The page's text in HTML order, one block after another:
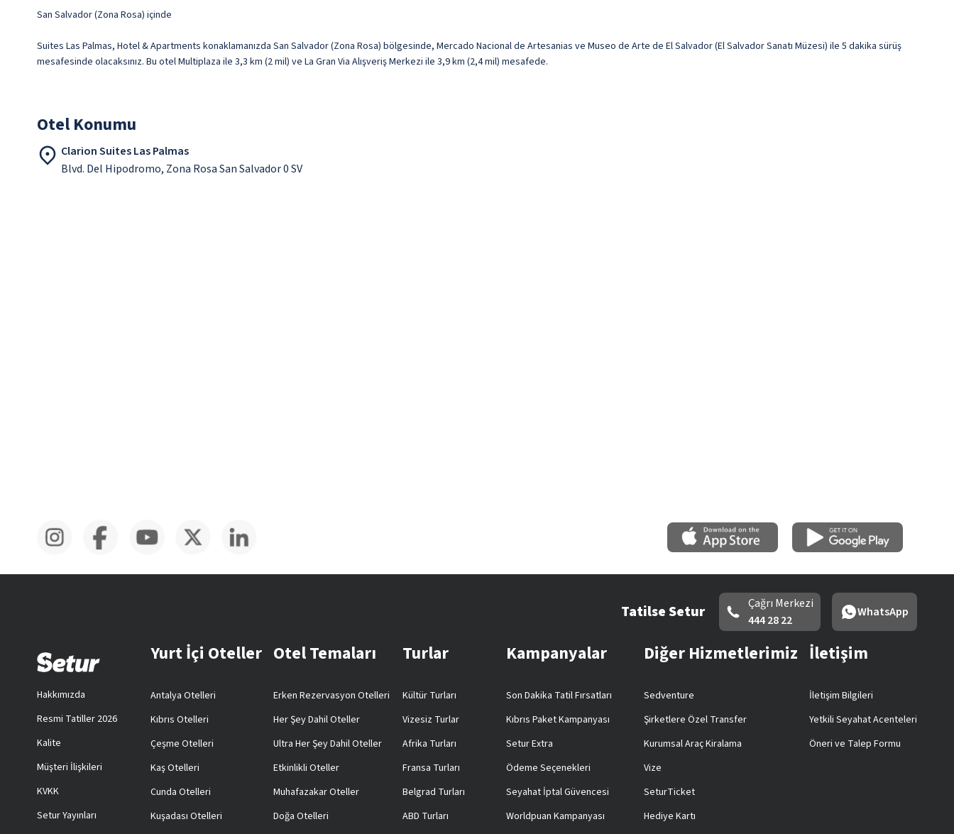
San Salvador (Zona Rosa) içinde
Suites Las Palmas, Hotel & Apartments konaklamanızda San Salvador (Zona Rosa) bölgesinde, Mercado Nacional de Artesanias ve Museo de Arte de El Salvador (El Salvador Sanatı Müzesi) ile 5 dakika sürüş
mesafesinde olacaksınız. Bu otel Multiplaza ile 3,3 km (2 mil) ve La Gran Via Alışveriş Merkezi ile 3,9 km (2,4 mil) mesafede.
Otel Konumu
Clarion Suites Las Palmas
Blvd. Del Hipodromo, Zona Rosa San Salvador 0 SV
Tatilse Setur
Çağrı Merkezi
444 28 22
WhatsApp
Hakkımızda
Resmi Tatiller 2026
Kalite
Müşteri İlişkileri
KVKK
Setur Yayınları
Yurt İçi Oteller
Antalya Otelleri
Kıbrıs Otelleri
Çeşme Otelleri
Kaş Otelleri
Cunda Otelleri
Kuşadası Otelleri
Otel Temaları
Erken Rezervasyon Otelleri
Her Şey Dahil Oteller
Ultra Her Şey Dahil Oteller
Etkinlikli Oteller
Muhafazakar Oteller
Doğa Otelleri
Turlar
Kültür Turları
Vizesiz Turlar
Afrika Turları
Fransa Turları
Belgrad Turları
ABD Turları
Kampanyalar
Son Dakika Tatil Fırsatları
Kıbrıs Paket Kampanyası
Setur Extra
Ödeme Seçenekleri
Seyahat İptal Güvencesi
Worldpuan Kampanyası
Diğer Hizmetlerimiz
Sedventure
Şirketlere Özel Transfer
Kurumsal Araç Kiralama
Vize
SeturTicket
Hediye Kartı
İletişim
İletişim Bilgileri
Yetkili Seyahat Acenteleri
Öneri ve Talep Formu